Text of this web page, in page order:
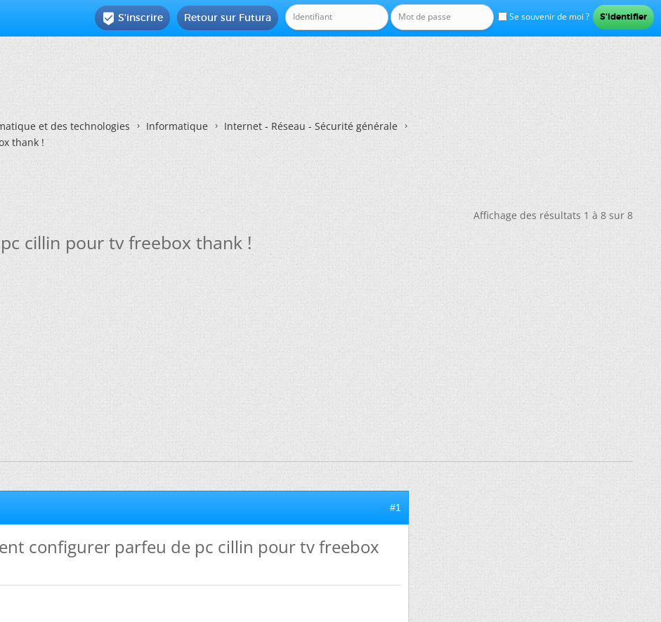
Se souvenir de moi ?
Retour sur Futura
 S'inscrire
et des technologies Informatique
Internet - Réseau - Sécurité générale
thank !
Affichage des résultats 1 à 8 sur 8
cillin pour tv freebox thank !
#1
configurer parfeu de pc cillin pour tv freebox